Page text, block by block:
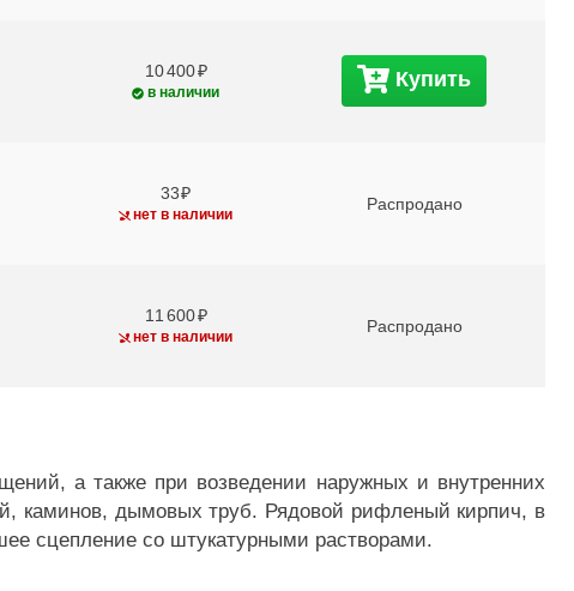
10 400
в наличии
Купить
33
нет в наличии
Распродано
11 600
нет в наличии
Распродано
а также при возведении наружных и внутренних
каминов, дымовых труб. Рядовой рифленый кирпич, в
сцепление со штукатурными растворами.